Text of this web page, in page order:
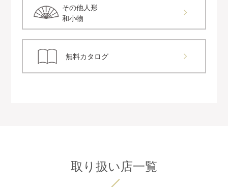
その他人形
和小物
無料カタログ
取り扱い店一覧